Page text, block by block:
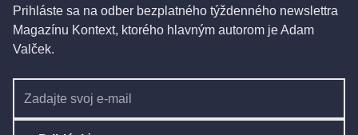
Prihláste sa na odber bezplatného týždenného newslettra
Magazínu Kontext, ktorého hlavným autorom je Adam
Valček.